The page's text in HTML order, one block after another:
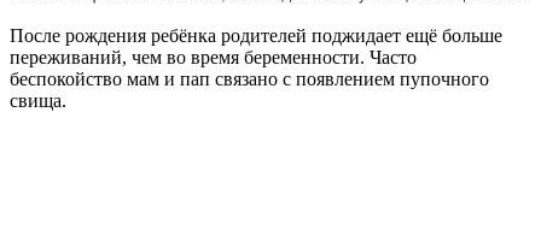
После рождения ребёнка родителей поджидает ещё больше
переживаний, чем во время беременности. Часто
беспокойство мам и пап связано с появлением пупочного
свища.